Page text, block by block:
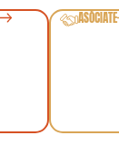
ASÓCIATE